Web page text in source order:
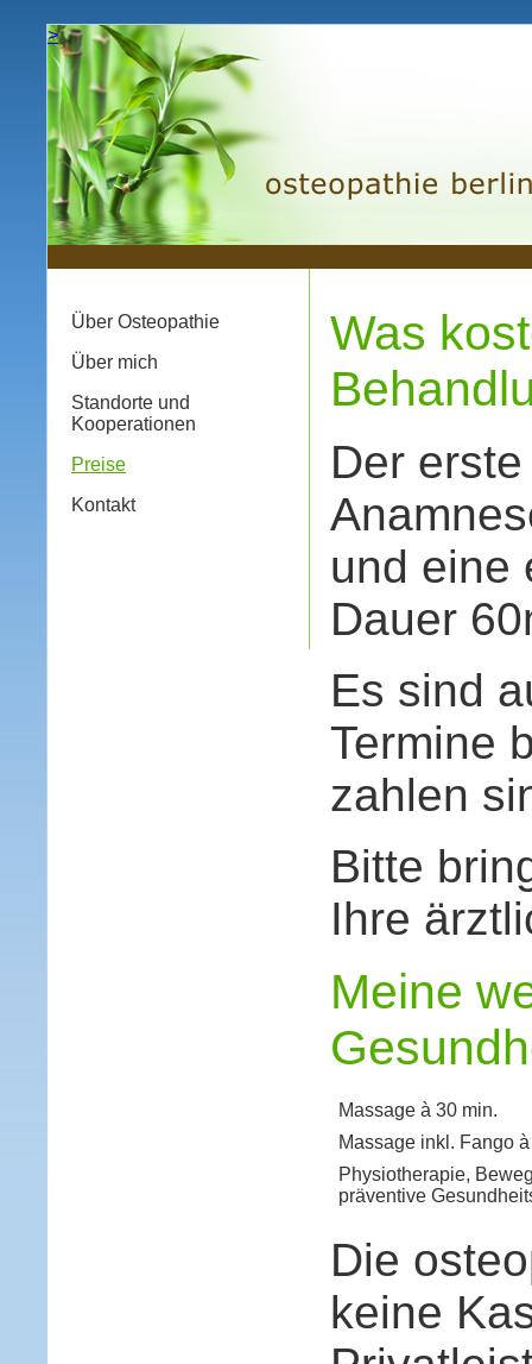
>
Über Osteopathie
Über mich
Standorte und
Kooperationen
Preise
Kontakt
Was
Der
und eine
Dauer
Es sind
Termine
zahlen
Bitte
Ihre
Meine
Massage à 30 min.
Massage inkl. Fango
Physiotherapie,
präventive
Die
keine